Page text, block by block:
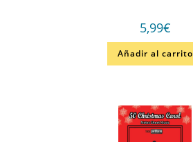
5,99€
Añadir al carrito